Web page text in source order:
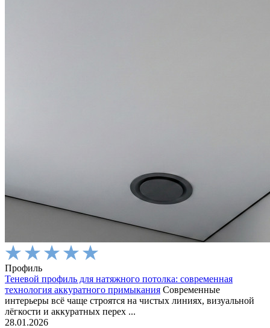
Профиль
Теневой профиль для натяжного потолка: современная
технология аккуратного примыкания Современные
интерьеры всё чаще строятся на чистых линиях, визуальной
лёгкости и аккуратных перех ...
28.01.2026